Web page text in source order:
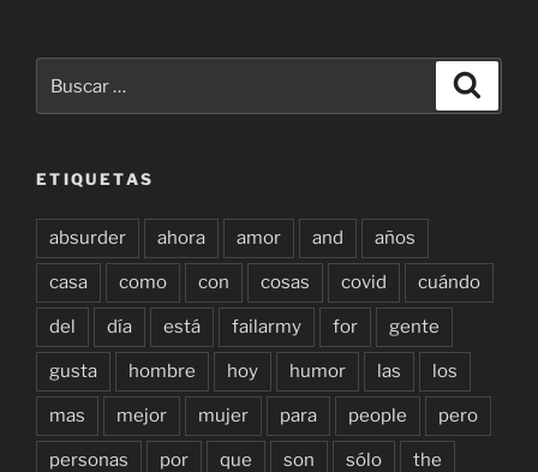
por:
ETIQUETAS
absurder ahora amor and años
casa como con cosas covid cuándo
del día está failarmy for gente
gusta hombre hoy humor las los
mas mejor mujer para people pero
personas por que son sólo the